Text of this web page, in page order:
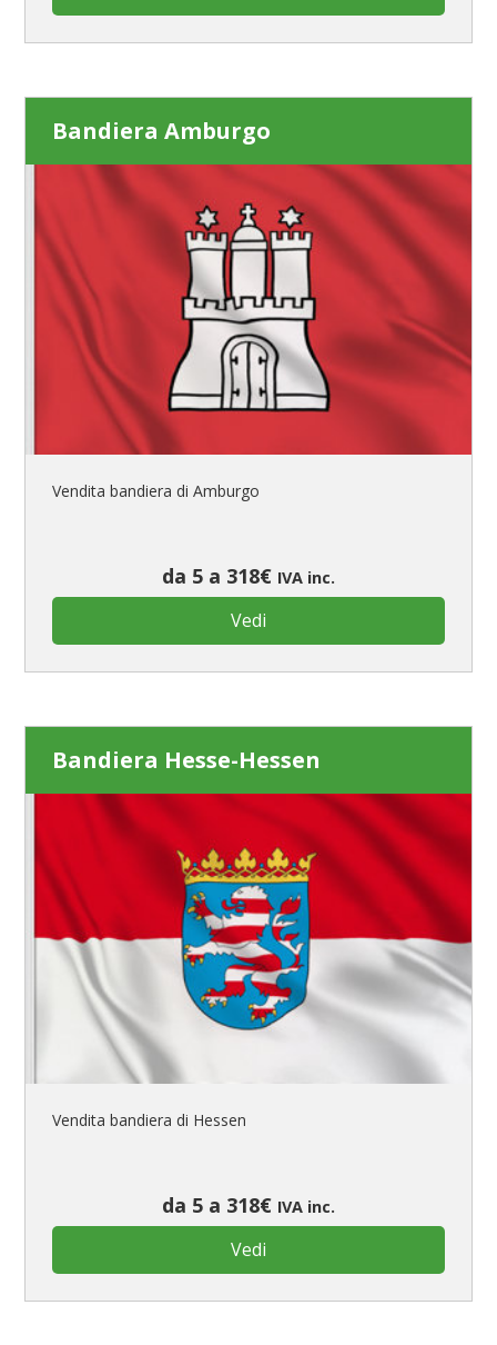
Bandiera Amburgo
Vendita bandiera di Amburgo
da 5 a 318€ IVA inc.
Vedi
Bandiera Hesse-Hessen
Vendita bandiera di Hessen
da 5 a 318€ IVA inc.
Vedi